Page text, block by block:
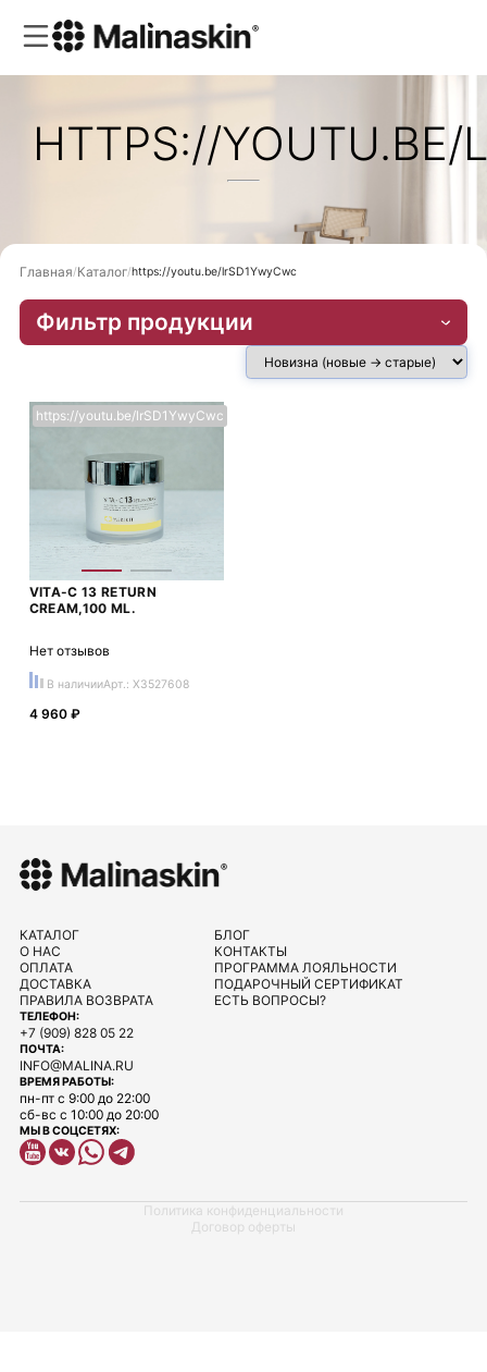
HTTPS://YOUTU.BE/
Главная Каталог https://youtu.be/lrSD1YwyCwc
Фильтр продукции
https://youtu.be/lrSD1YwyCwc
VITA-C 13 RETURN
CREAM,100 ML.
Нет отзывов
В наличииАрт.: X3527608
4 960 ₽
ТЕЛЕФОН:
+7 (909) 828 05 22
ПОЧТА:
INFO@MALINA.RU
ВРЕМЯ РАБОТЫ:
пн-пт с 9:00 до 22:00
сб-вс с 10:00 до 20:00
МЫ В СОЦСЕТЯХ:
КАТАЛОГ
О НАС
ОПЛАТА
ДОСТАВКА
ПРАВИЛА ВОЗВРАТА
БЛОГ
КОНТАКТЫ
ПРОГРАММА ЛОЯЛЬНОСТИ
ПОДАРОЧНЫЙ СЕРТИФИКАТ
ЕСТЬ ВОПРОСЫ?
Политика конфиденциальности
Договор оферты